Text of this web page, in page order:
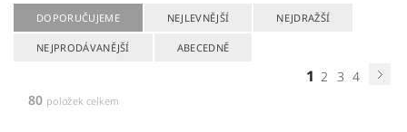
DOPORUČUJEME NEJLEVNĚJŠÍ NEJDRAŽŠÍ
NEJPRODÁVANĚJŠÍ ABECEDNĚ
1 2 3 4
80 položek celkem